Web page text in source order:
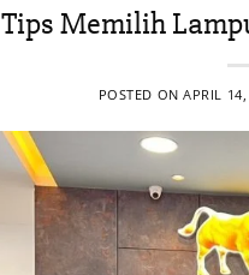
Tips Memilih
POSTED ONAPRIL